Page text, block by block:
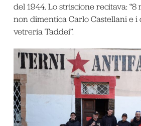
del 1944. Lo striscione recitava: “8
non dimentica Carlo Castellani e
vetreria Taddei”.